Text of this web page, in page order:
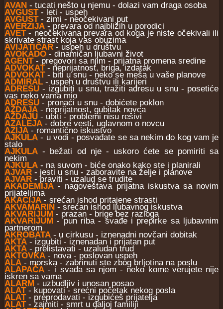
AVAN - tucati nešto u njemu - dolazi vam draga osoba
AVGUST- leti - uspeh
AVGUST- zimi - neočekivani put
AVERZIJA - prevara od najbližih u porodici
AVET- neočekivana prevara od koga je niste očekivali ili
skrivate strast koja vas obuzima
AVIJATIČAR - uspeh u društvu
AVOKADO - dinamičan ljubavni život
AGENT- pregovori sa njim - prijatna promena sredine
ADVOKAT- neprijatnost, briga, izdatak
ADVOKAT- biti u snu - neko se meša u vaše planove
ADMIRAL - uspeh u društvu ili karijeri
ADRESU - izgubiti u snu, tražiti adresu u snu - posetiće
vas neko vama mio
ADRESU - pronaći u snu - dobićete poklon
AŽDAJA - neprijatnost, gubitak novca
AŽDAJU - ubiti - problemi nisu rešivi
AZALEJA - dobre vesti, uglavnom o novcu
AZIJA - romantično iskustvo
AJKULA - u vodi - posvađate se sa nekim do kog vam je
stalo
AJKULA - bežati od nje - uskoro ćete se pomiriti sa
nekim
AJKULA - na suvom - biće onako kako ste i planirali
AJVAR - jesti u snu - zaboravite na želje i planove
AJVAR - praviti - uzalud se trudite
AKADEMIJA - nagoveštava prijatna iskustva sa novim
prijateljima
AKACIJA - srećan ishod pritajene strasti
AKVAMARIN - srećan ishod ljubavnog iskustva
AKVARIJUM - prazan - brige bez razloga
AKVARIJUM - pun riba - svađe i prepirke sa ljubavnim
partnerom
AKROBATA - u cirkusu - iznenadni novčani dobitak
AKTA - izgubiti - iznenadan i prijatan put
AKTA - prelistavati - uzaludan trud
AKTOVKA - nova - poslovan uspeh
ALA - morska - zabrinuti ste zbog brljotina na poslu
ALAPAČA - i svađa sa njom - neko kome verujete nije
iskren sa vama
ALARM - uzbudljiv i unosan posao
ALAT- kupovati - srećni početak nekog posla
ALAT- preprodavati - izgubićeš prijatelja
ALAT- zajmiti - smrt u daljoj familiji